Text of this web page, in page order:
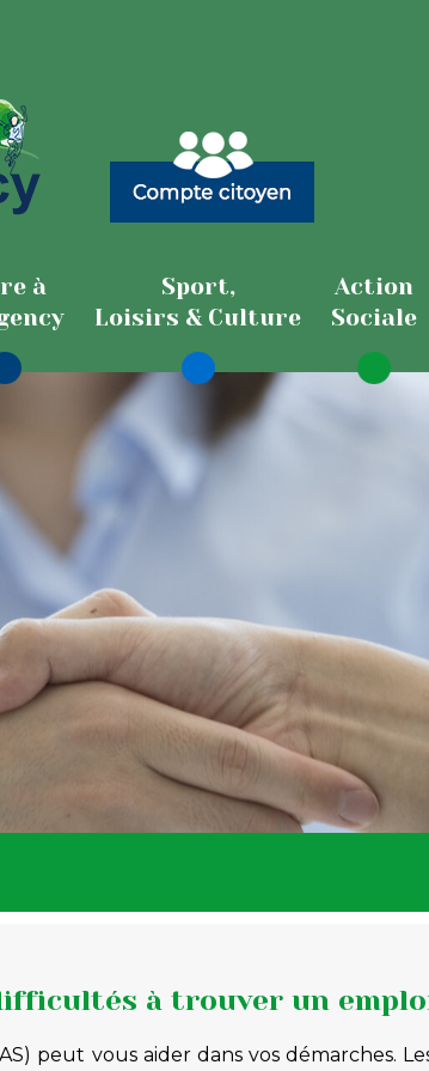
à
Sport,
Loisirs & Culture
Action
Sociale
à trouver un
peut vous aider dans vos démarches.